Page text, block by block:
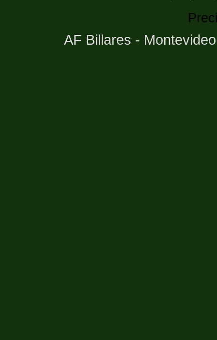
AF Billares -